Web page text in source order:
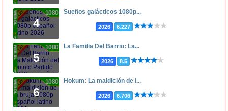
4
1080p Sueños galácticos 1080p...
2026 6.227
5
1080p La Familia Del Barrio: La...
2026 8.5
6
1080p Hokum: La maldición de l...
2026 6.706